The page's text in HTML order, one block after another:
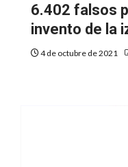
6.402 falsos
invento de la
4 de octubre de 2021